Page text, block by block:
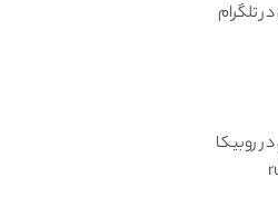
تلگرام
روبیکا